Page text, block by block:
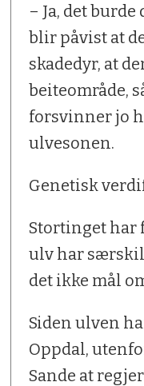
– Ja, det
blir påvist at
skadedyr, at
beiteområde,
forsvinner jo
ulvesonen.
Genetisk
Stortinget har
ulv har
det ikke mål
Siden ulven
Oppdal,
Sande at